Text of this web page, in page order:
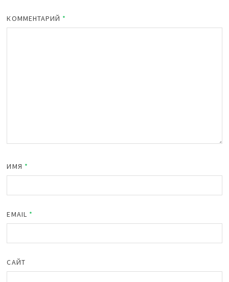
КОММЕНТАРИЙ *
ИМЯ *
EMAIL *
САЙТ